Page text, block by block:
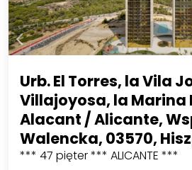
Urb. El Torres, la Vila
Villajoyosa, la Marina
Alacant / Alicante,
Walencka, 03570,
*** 47 pięter *** ALICANTE ***